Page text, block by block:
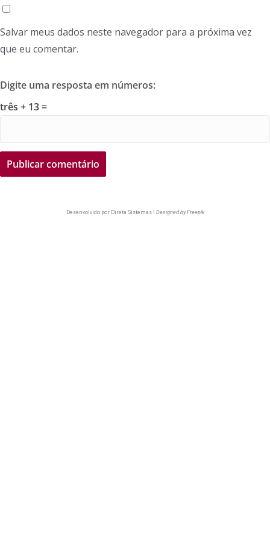
Salvar meus dados neste navegador para a próxima vez
que eu comentar.
Digite uma resposta em números:
três + 13 =
Desenvolvido por Direta Sistemas I Designed by Freepik